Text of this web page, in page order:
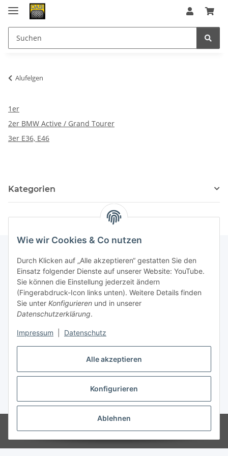
Alle akzeptieren
Konfigurieren
Ablehnen
Wie wir Cookies & Co nutzen
Durch Klicken auf „Alle akzeptieren“ gestatten Sie den
Einsatz folgender Dienste auf unserer Website: YouTube.
Sie können die Einstellung jederzeit ändern
(Fingerabdruck-Icon links unten). Weitere Details finden
Sie unter Konfigurieren und in unserer
Datenschutzerklärung.
Impressum Datenschutz
Alufelgen
1er
2er BMW Active / Grand Tourer
3er E36, E46
Kategorien
Informationen
Gesetzliche Informationen
* Alle Preise inkl. gesetzlicher USt., zzgl.Versand